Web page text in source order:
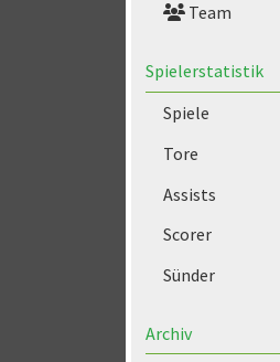
Team
Spielerstatistik
Spiele
Tore
Assists
Scorer
Sünder
Archiv